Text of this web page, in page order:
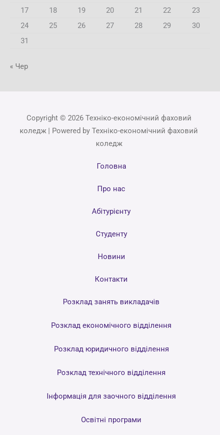
17
18 19 20 21 22
23
24
25 26 27 28 29
30
31
« Чер
Copyright © 2026 Техніко-економічний фаховий
коледж | Powered by Техніко-економічний фаховий
коледж
Головна
Про нас
Абітурієнту
Студенту
Новини
Контакти
Розклад занять викладачів
Розклад економічного відділення
Розклад юридичного відділення
Розклад технічного відділення
Інформація для заочного відділення
Освітні програми